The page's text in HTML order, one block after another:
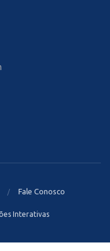
Fale Conosco
Interativas